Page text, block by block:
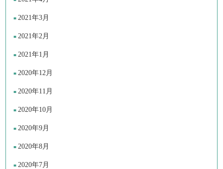
2021年3月
2021年2月
2021年1月
2020年12月
2020年11月
2020年10月
2020年9月
2020年8月
2020年7月